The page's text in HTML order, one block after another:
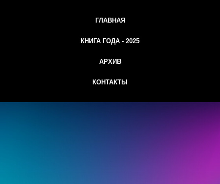
ГЛАВНАЯ
КНИГА ГОДА - 2025
АРХИВ
КОНТАКТЫ